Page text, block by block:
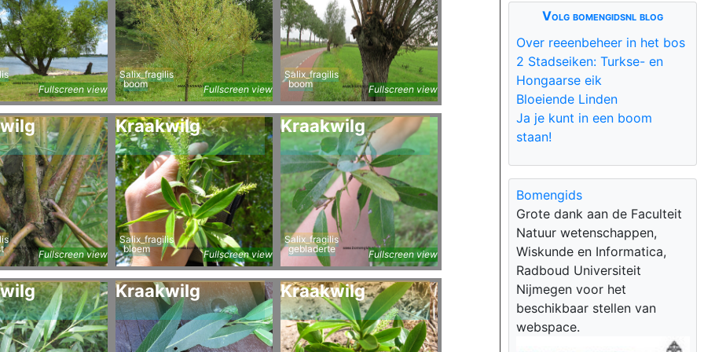
Fullscreen view
Salix_fragilis
boom
Fullscreen view
Salix_fragilis
boom
Fullscreen view
Fullscreen view
Kraakwilg
Salix_fragilis
bloem
Fullscreen view
Kraakwilg
Salix_fragilis
gebladerte
Fullscreen view
Kraakwilg Kraakwilg
Volg bomengidsnl blog
Over reeenbeheer in het bos
2 Stadseiken: Turkse- en
Hongaarse eik
Bloeiende Linden
Ja je kunt in een boom
staan!
Bomengids
Grote dank aan de Faculteit
Natuur wetenschappen,
Wiskunde en Informatica,
Radboud Universiteit
Nijmegen voor het
beschikbaar stellen van
webspace.